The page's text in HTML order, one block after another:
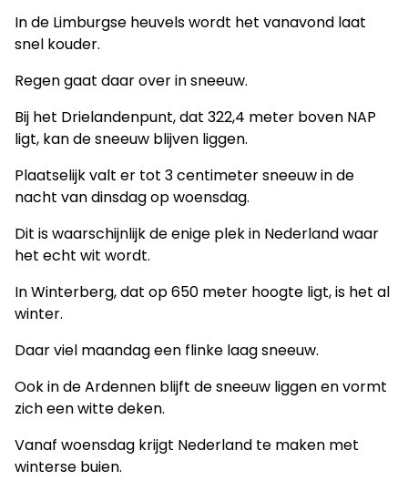
In de Limburgse heuvels wordt het vanavond laat
snel kouder.
Regen gaat daar over in sneeuw.
Bij het Drielandenpunt, dat 322,4 meter boven NAP
ligt, kan de sneeuw blijven liggen.
Plaatselijk valt er tot 3 centimeter sneeuw in de
nacht van dinsdag op woensdag.
Dit is waarschijnlijk de enige plek in Nederland waar
het echt wit wordt.
In Winterberg, dat op 650 meter hoogte ligt, is het al
winter.
Daar viel maandag een flinke laag sneeuw.
Ook in de Ardennen blijft de sneeuw liggen en vormt
zich een witte deken.
Vanaf woensdag krijgt Nederland te maken met
winterse buien.